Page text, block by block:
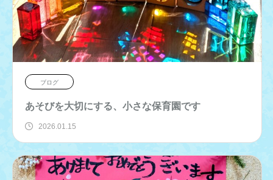
ブログ
あそびを大切にする、小さな保育園です
2026.01.15